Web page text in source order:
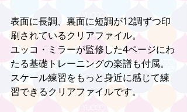
表面に長調、裏面に短調が12調ずつ印
刷されているクリアファイル。
ユッコ・ミラーが監修した4ページにわ
たる基礎トレーニングの楽譜も付属。
スケール練習をもっと身近に感じて練
習できるクリアファイルです。